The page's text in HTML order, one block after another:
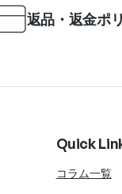
返品・返金ポ
Quick
コラム一覧